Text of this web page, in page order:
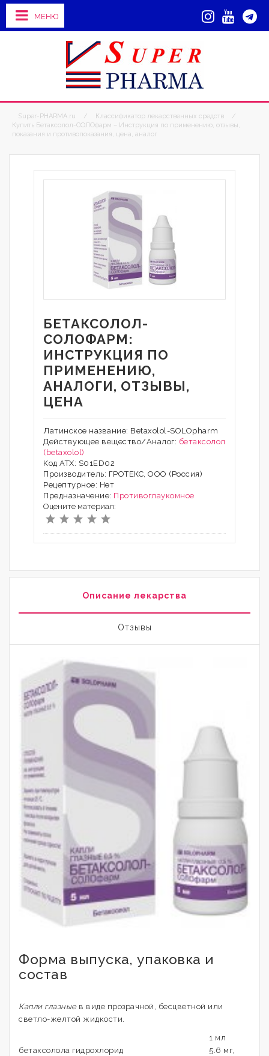
МЕНЮ
Super-PHARMA.ru / Классификатор лекарственных средств
/
Купить Бетаксолол-СОЛОфарм – Инструкция по применению, отзывы,
показания и противопоказания, цена, аналог
БЕТАКСОЛОЛ-
СОЛОФАРМ:
ИНСТРУКЦИЯ ПО
ПРИМЕНЕНИЮ,
АНАЛОГИ, ОТЗЫВЫ,
ЦЕНА
Латинское название: Betaxolol-SOLOpharm
Действующее вещество/Аналог: бетаксолол
(betaxolol)
Код АТХ: S01ED02
Производитель: ГРОТЕКС, ООО (Россия)
Рецептурное: Нет
Предназначение: Противоглаукомное
Оцените материал:
Описание лекарства
Отзывы
Форма выпуска, упаковка и
состав
Капли глазныев виде прозрачной, бесцветной или
светло-желтой жидкости.
1 мл
бетаксолола гидрохлорид
5.6 мг,